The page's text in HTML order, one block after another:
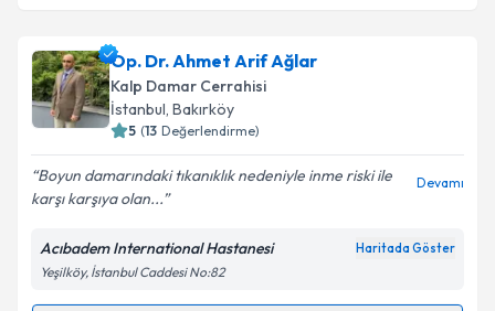
Op. Dr. Mehmet Şengöriçin randevu takvimi talebi
oluşturun. Size bu uzmandan randevu almanız için bir
takvim hazırlandığında e-posta ile bilgilendireceğiz.
Kişisel verilerimin işlenmesine ilişkin
Aydınlatma
Metni'ni okudum ve kişisel verilerimin belirtilen
kapsamda işlenmesini kabul ediyorum.
Op. Dr. Ahmet Arif Ağlar
Kalp Damar Cerrahisi
İstanbul, Bakırköy
5 (13 Değerlendirme)
Boyun damarındaki tıkanıklık nedeniyle inme riski ile
karşı karşıya olan...
Devamı
Acıbadem International Hastanesi Haritada Göster
Yeşilköy, İstanbul Caddesi No:82